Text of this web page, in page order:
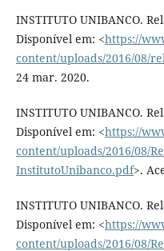
INSTITUTO UNIBANCO.
Disponível em: <https://
content/uploads/2016/08/
24 mar. 2020.
INSTITUTO UNIBANCO.
Disponível em: <https://
content/uploads/2016/08/
InstitutoUnibanco.pdf>.
INSTITUTO UNIBANCO.
Disponível em: <https://
content/uploads/2016/08/